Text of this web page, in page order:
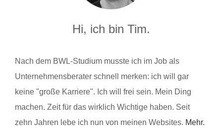
Hi, ich bin Tim.
Nach dem BWL-Studium musste ich im Job als
Unternehmensberater schnell merken: ich will gar
keine "große Karriere". Ich will frei sein. Mein Ding
machen. Zeit für das wirklich Wichtige haben. Seit
zehn Jahren lebe ich nun von meinen Websites. Mehr.